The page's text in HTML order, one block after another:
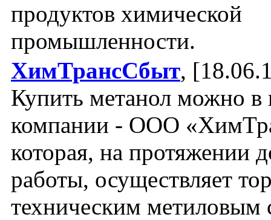
продуктов химической
промышленности.
ХимТрансСбыт,
Купить метанол можно в
компании - ООО
которая, на протяжении
работы, осуществляет
техническим метиловым